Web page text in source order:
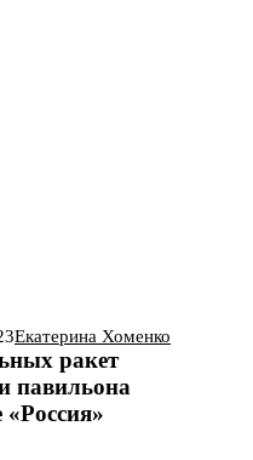
Все новости
Екатерина Хоменко
ракет
павильона